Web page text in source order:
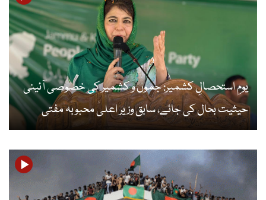
جموں و کشمیر کی خصوصی آئینی
جائے، سابق وزیر اعلیٰ محبوبہ مفتی